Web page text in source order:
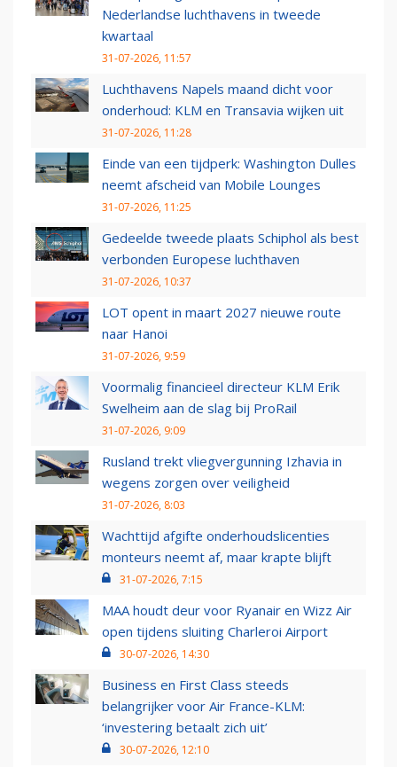
Nederlandse luchthavens in tweede
kwartaal
31-07-2026, 11:57
Luchthavens Napels maand dicht voor
onderhoud: KLM en Transavia wijken uit
31-07-2026, 11:28
Einde van een tijdperk: Washington Dulles
neemt afscheid van Mobile Lounges
31-07-2026, 11:25
Gedeelde tweede plaats Schiphol als best
verbonden Europese luchthaven
31-07-2026, 10:37
LOT opent in maart 2027 nieuwe route
naar Hanoi
31-07-2026, 9:59
Voormalig financieel directeur KLM Erik
Swelheim aan de slag bij ProRail
31-07-2026, 9:09
Rusland trekt vliegvergunning Izhavia in
wegens zorgen over veiligheid
31-07-2026, 8:03
Wachttijd afgifte onderhoudslicenties
monteurs neemt af, maar krapte blijft
31-07-2026, 7:15
MAA houdt deur voor Ryanair en Wizz Air
open tijdens sluiting Charleroi Airport
30-07-2026, 14:30
Business en First Class steeds
belangrijker voor Air France-KLM:
‘investering betaalt zich uit’
30-07-2026, 12:10